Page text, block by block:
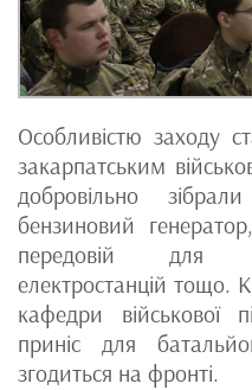
Особливістю заходу
закарпатським
добровільно
бензиновий
передовій для
електростанцій тощо.
кафедри військової
приніс для
згодиться на фронті.